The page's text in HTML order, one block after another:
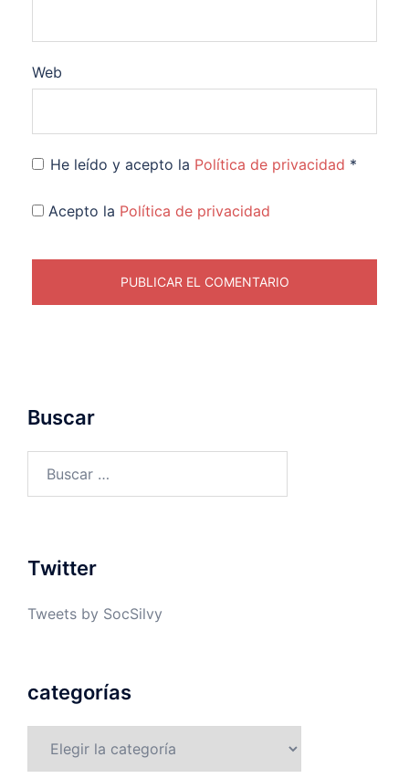
Web
He leído y acepto la Política de privacidad *
Acepto la Política de privacidad
Buscar
Twitter
Tweets by SocSilvy
categorías